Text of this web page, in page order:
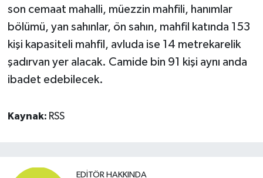
son cemaat mahalli, müezzin mahfili, hanımlar
bölümü, yan sahınlar, ön sahın, mahfil katında 153
kişi kapasiteli mahfil, avluda ise 14 metrekarelik
şadırvan yer alacak. Camide bin 91 kişi aynı anda
ibadet edebilecek.
Kaynak: RSS
EDITÖR HAKKINDA